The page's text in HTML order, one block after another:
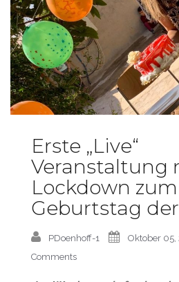
Erste „Live“
Veranstaltung
Lockdown zum
Geburtstag
PDoenhoff-1 Oktober 05,
Comments